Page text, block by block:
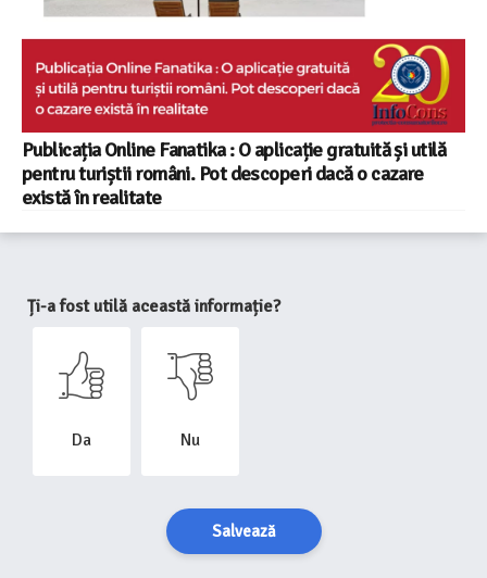
Publicația Online Fanatika : O aplicație gratuită și utilă
pentru turiștii români. Pot descoperi dacă o cazare
există în realitate
Ți-a fost utilă această informație?
Da Nu
Salvează